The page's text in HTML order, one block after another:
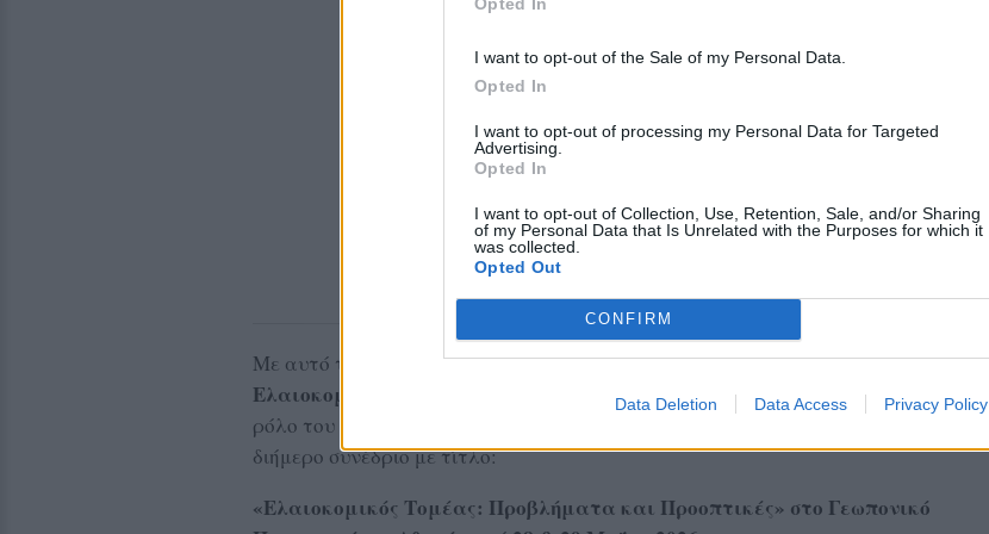
I want to opt-out of the Sale of my Personal Data.
Opted In
I want to opt-out of processing my Personal Data for Targeted
Advertising.
Opted In
I want to opt-out of Collection, Use, Retention, Sale, and/or Sharing
of my Personal Data that Is Unrelated with the Purposes for which it
was collected.
Opted Out
CONFIRM
Data Deletion Data Access Privacy Policy
Με αυτό το σκεπτικό, ηΕπιστημονική Εταιρεία Εγκυκλοπαιδιστών
Ελαιοκομίας (4Ε)
, σε συνεργασία με την Άξιον Εκδοτική , η οποία έχει τον
ρόλο του
διήμερο συνέδριο με τίτλο:
«Ελαιοκομικός Τομέας: Προβλήματα και Προοπτικές» στο Γεωπονικό